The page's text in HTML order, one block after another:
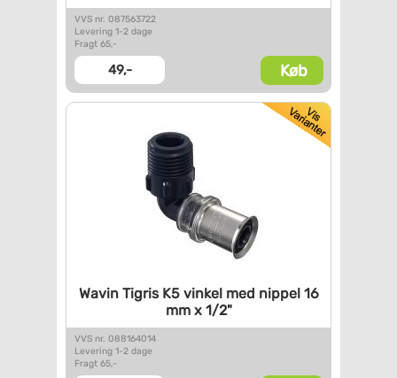
VVS nr. 087563722
Levering 1-2 dage
Fragt 65,-
49,- Køb
Wavin Tigris K5 vinkel med nippel 16
mm x 1/2"
VVS nr. 088164014
Levering 1-2 dage
Fragt 65,-